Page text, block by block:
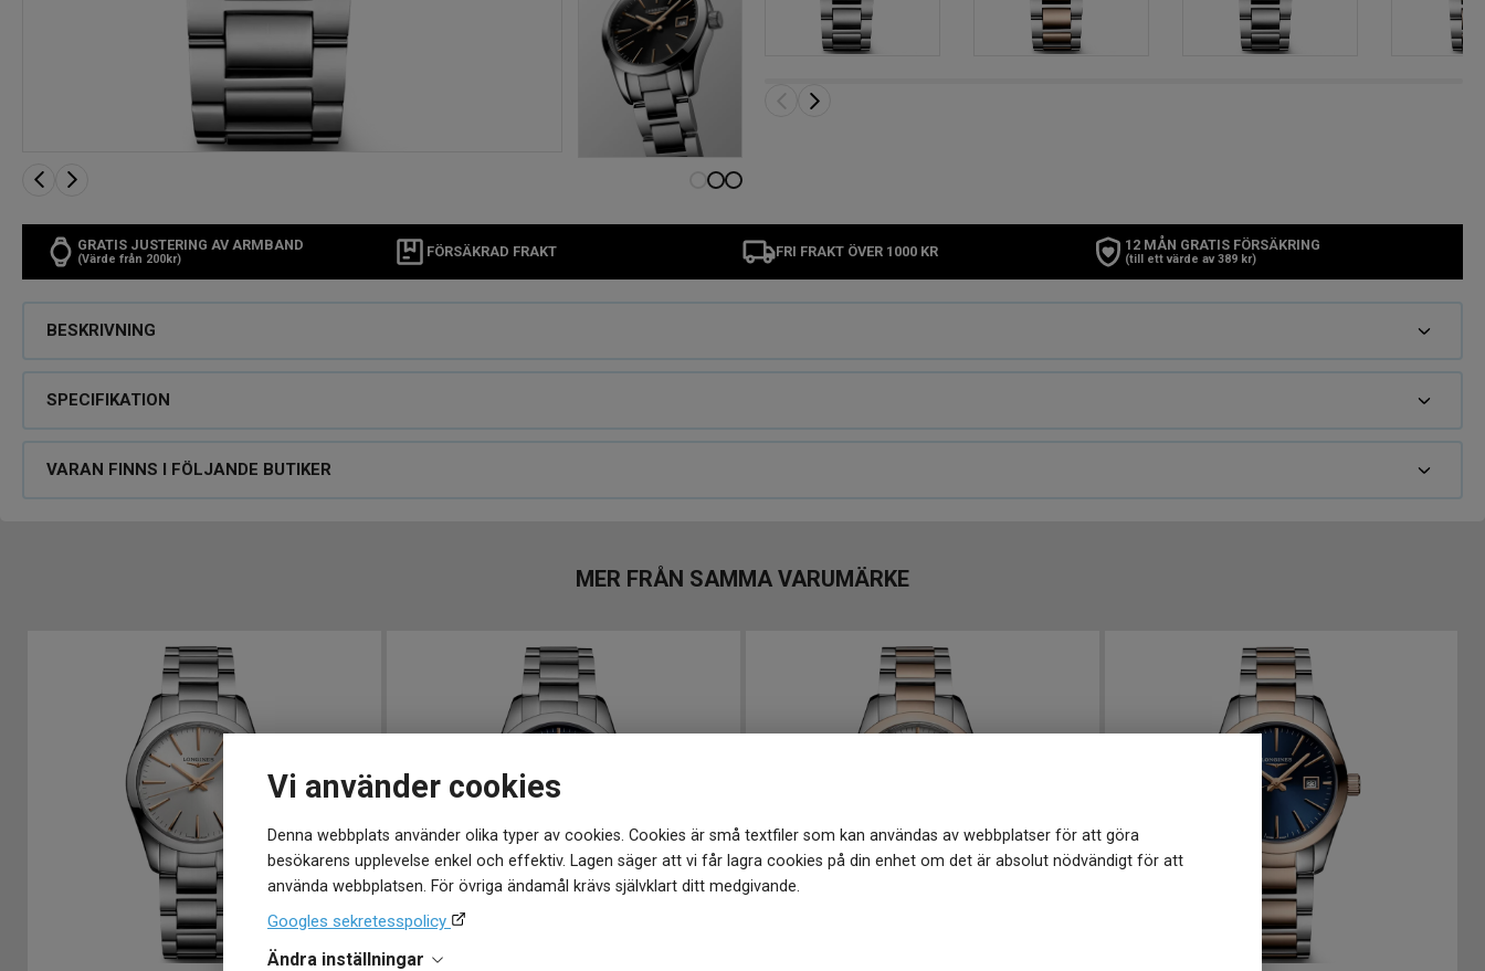
Vi använder cookies
Denna webbplats använder olika typer av cookies. Cookies är små textfiler som kan användas av webbplatser för att göra
besökarens upplevelse enkel och effektiv. Lagen säger att vi får lagra cookies på din enhet om det är absolut nödvändigt för att
använda webbplatsen. För övriga ändamål krävs självklart ditt medgivande.
Googles sekretesspolicy
Ändra inställningar
GRATIS JUSTERING AV ARMBAND
(Värde från 200kr) FÖRSÄKRAD FRAKT FRI FRAKT ÖVER 1000 KR 12 MÅN GRATIS FÖRSÄKRING
(till ett värde av 389 kr)
BESKRIVNING
SPECIFIKATION
VARAN FINNS I FÖLJANDE BUTIKER
MER FRÅN SAMMA VARUMÄRKE